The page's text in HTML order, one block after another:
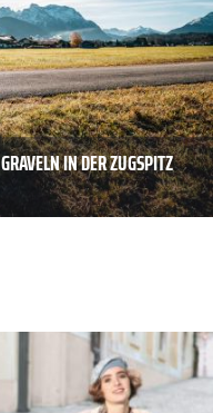
IN DER ZUGSPITZ